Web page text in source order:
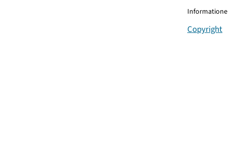
Copyright